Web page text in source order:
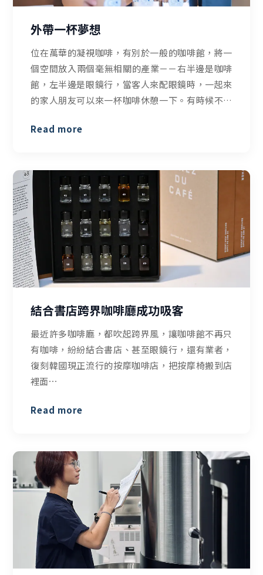
外帶一杯夢想
位在萬華的凝視咖啡，有別於一般的咖啡館，將一
個空間放入兩個毫無相關的產業－－右半邊是咖啡
館，左半邊是眼鏡行，當客人來配眼鏡時，一起來
的家人朋友可以來一杯咖啡休憩一下。有時候不同
眼鏡行第二代的Angie正在做的事情。
Read more
結合書店跨界咖啡廳成功吸客
最近許多咖啡廳，都吹起跨界風，讓咖啡館不再只
有咖啡，紛紛結合書店、甚至眼鏡行，還有業者，
復刻韓國現正流行的按摩咖啡店，把按摩椅搬到店
裡面⋯
Read more